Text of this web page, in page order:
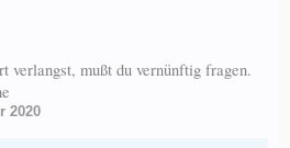
verlangst, mußt du vernünftig fragen.
2020